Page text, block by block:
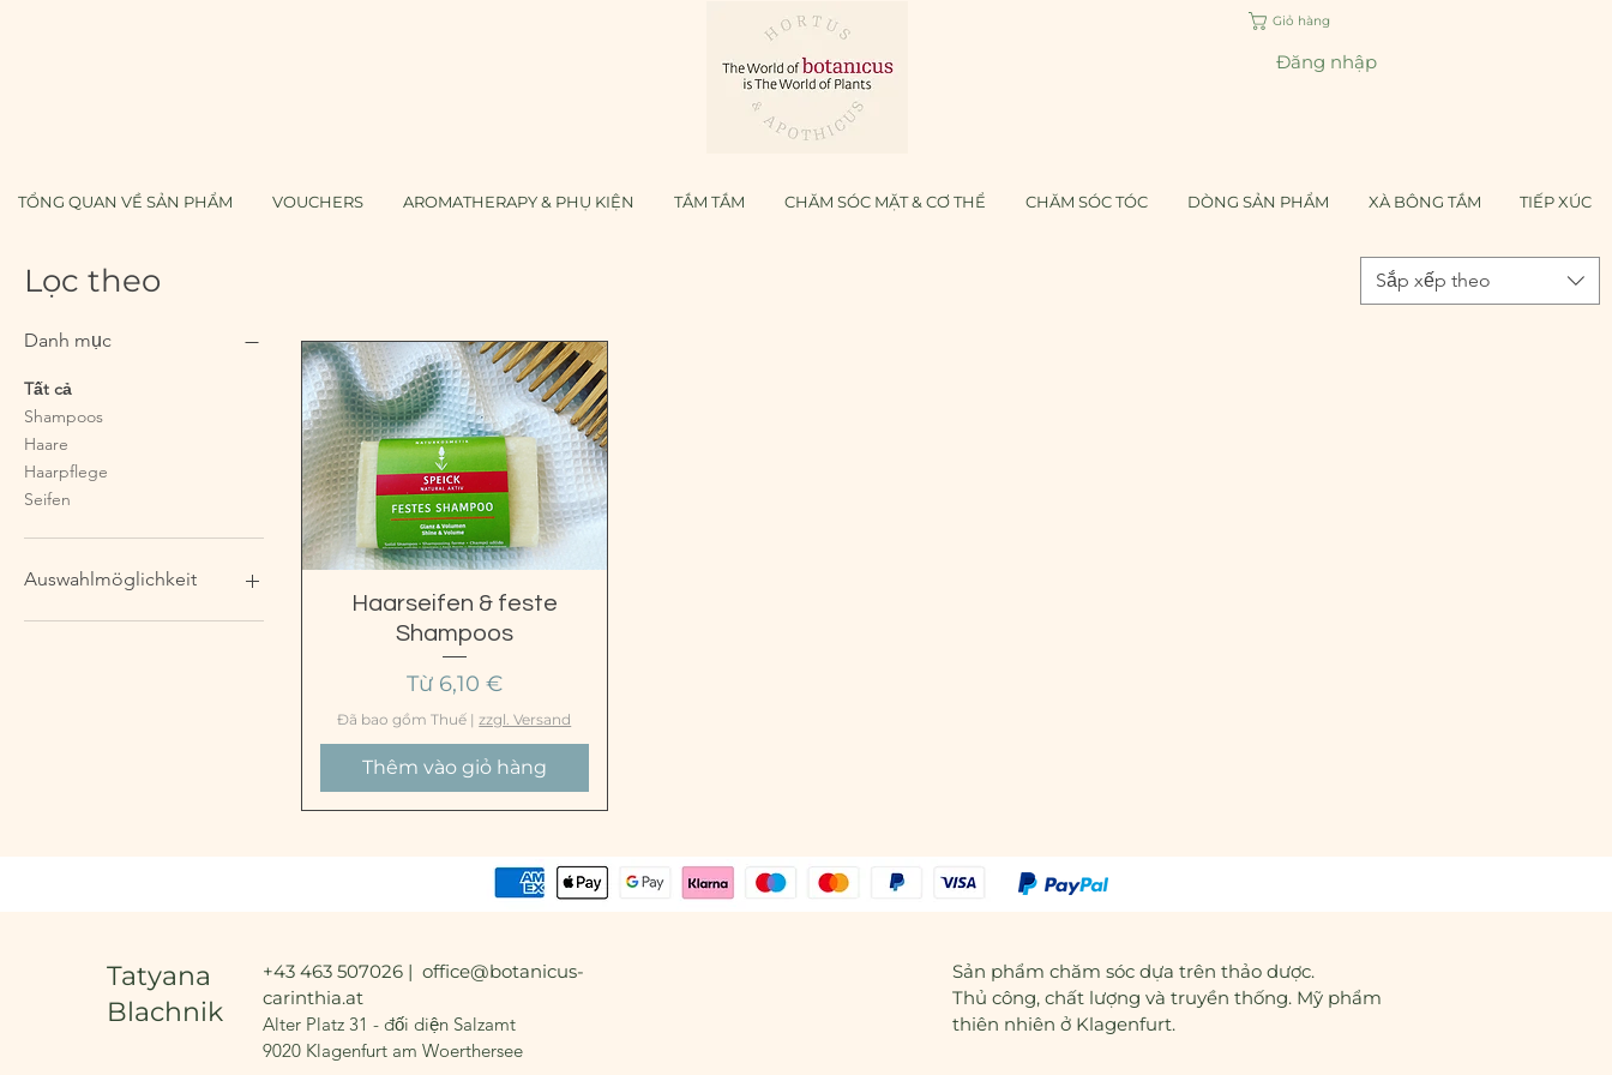
Giỏ hàng
Đăng nhập
TỔNG QUAN VỀ SẢN PHẨM VOUCHERS AROMATHERAPY & PHỤ KIỆN TẮM TẮM CHĂM SÓC MẶT & CƠ THỂ CHĂM SÓC TÓC DÒNG SẢN PHẨM XÀ BÔNG TẮM TIẾP XÚC
Lọc theo
Danh mục
Tất cả
Shampoos
Haare
Haarpflege
Seifen
Auswahlmöglichkeit
FESTES SHAMPOO GANZ
Sắp xếp theo
Xem nhanh
Haarseifen & feste
Shampoos
Từ 6,10 €
Giá bán rẻ
Đã bao gồm Thuế | zzgl. Versand
Thêm vào giỏ hàng
Tatyana
Blachnik
+43 463 507026 | office@botanicus-
carinthia.at
Alter Platz 31 - đối diện Salzamt
9020 Klagenfurt am Woerthersee
Sản phẩm chăm sóc dựa trên thảo dược.
Thủ công, chất lượng và truyền thống. Mỹ phẩm
thiên nhiên ở Klagenfurt.